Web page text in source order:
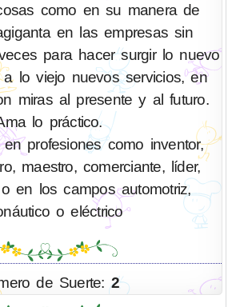
como en su manera de
en las empresas sin
para hacer surgir lo nuevo
lo viejo nuevos servicios, en
miras al presente y al futuro.
lo práctico.
profesiones como inventor,
maestro, comerciante, líder,
o en los campos automotriz,
o eléctrico
de Suerte:2